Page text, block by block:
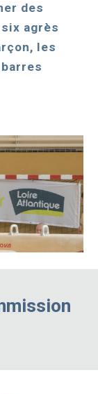
des
agrès
les